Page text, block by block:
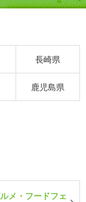
長崎県
鹿児島県
メ・フードフェ